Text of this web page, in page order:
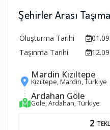
Şehirler Arası Taşıma
Oluşturma Tarihi
Taşınma Tarihi
Mardin Kızıltepe
Kızıltepe, Mardin, Türkiye
Ardahan Göle
Göle, Ardahan, Türkiye
2